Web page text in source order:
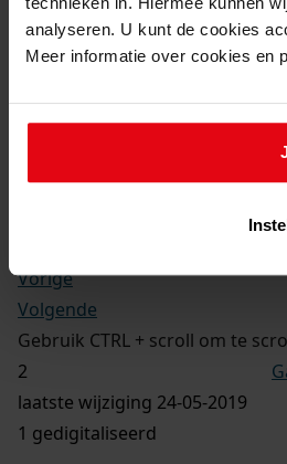
analyseren. U kunt de cookies
Meer informatie over cookies
Inventarisnummer :
12
2.
Dit bestand is nog niet
Vorige
Volgende
Gebruik CTRL + scroll om te
laatste wijziging 24-05-2019
1 gedigitaliseerd